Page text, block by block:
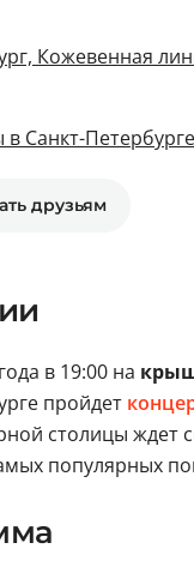
Кожевенная
Санкт-Петербурге
друзьям
в 19:00 на
пройдет
столицы ждет
популярных